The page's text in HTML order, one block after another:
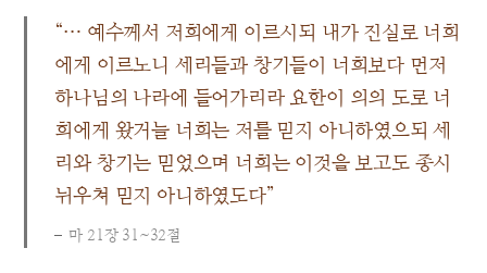
“… 예수께서 저희에게 이르시되 내가 진실로 너희
에게 이르노니 세리들과 창기들이 너희보다 먼저
하나님의 나라에 들어가리라 요한이 의의 도로 너
희에게 왔거늘 너희는 저를 믿지 아니하였으되 세
리와 창기는 믿었으며 너희는 이것을 보고도 종시
뉘우쳐 믿지 아니하였도다”
마 21장 31~32절